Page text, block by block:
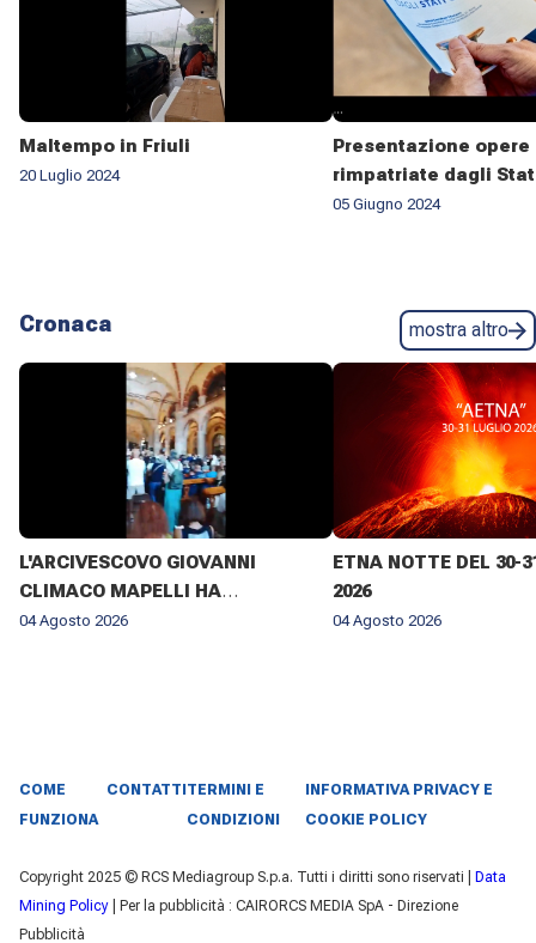
Maltempo in Friuli
20 Luglio 2024
Presentazione
rimpatriate dagli
05 Giugno 2024
Cronaca mostra altro
L'ARCIVESCOVO GIOVANNI
CLIMACO MAPELLI HA
PRESENZIATO AL FUNERALE DI
04 Agosto 2026
ETNA NOTTE DEL 30-
2026
04 Agosto 2026
COME
FUNZIONA
CONTATTI TERMINI E
CONDIZIONI
INFORMATIVA PRIVACY E
COOKIE POLICY
Copyright 2025 © RCS Mediagroup S.p.a. Tutti i diritti sono riservati |
Data
Mining Policy | Per la pubblicità : CAIRORCS MEDIA SpA - Direzione
Pubblicità